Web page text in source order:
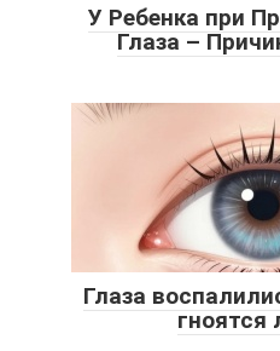
У Ребенка при
Глаза –
Глаза
гноятся